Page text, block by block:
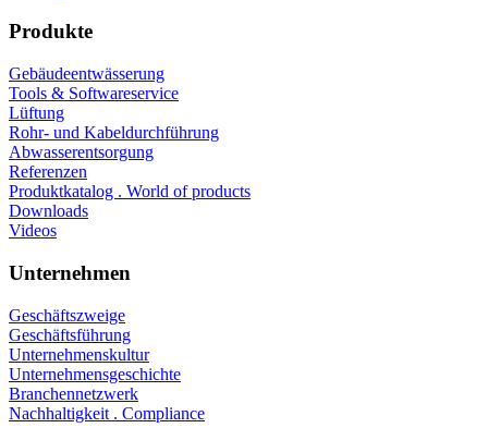
Produkte
Gebäudeentwässerung
Tools & Softwareservice
Lüftung
Rohr- und Kabeldurchführung
Abwasserentsorgung
Referenzen
Produktkatalog . World of products
Downloads
Videos
Unternehmen
Geschäftszweige
Geschäftsführung
Unternehmenskultur
Unternehmensgeschichte
Branchennetzwerk
Nachhaltigkeit . Compliance